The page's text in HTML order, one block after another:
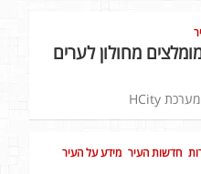
מחולון לערים
מערכת HCity
חדשות העיר מידע על העיר